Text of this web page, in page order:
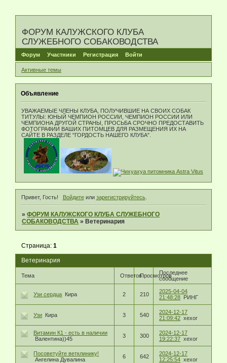
ФОРУМ КАЛУЖСКОГО КЛУБА
СЛУЖЕБНОГО СОБАКОВОДСТВА
Форум Участники Регистрация Войти
Активные темы
Объявление
УВАЖАЕМЫЕ ЧЛЕНЫ КЛУБА, ПОЛУЧИВШИЕ НА СВОИХ СОБАК
ТИТУЛЫ: ЮНЫЙ ЧЕМПИОН РОССИИ, ЧЕМПИОН РОССИИ ИЛИ
ЧЕМПИОНА ДРУГОЙ СТРАНЫ, ПРОСЬБА СРОЧНО ПРЕДОСТАВИТЬ
ФОТОГРАФИИ ВАШИХ ПИТОМЦЕВ ДЛЯ РАЗМЕЩЕНИЯ ИХ НА
САЙТЕ В РАЗДЕЛЕ "ГОРДОСТЬ НАШЕГО КЛУБА".
Привет, Гость! Войдитеили зарегистрируйтесь.
»ФОРУМ КАЛУЖСКОГО КЛУБА СЛУЖЕБНОГО
СОБАКОВОДСТВА » Ветеринария
Ветеринария
Страница:1
Тема ОтветовПросмотровПоследнее
сообщение
Узи сердца Кира 2 210
2025-04-04
21:48:28 РИНГ
Узи Кира 3 540
2024-12-17
21:09:42 xexor
Витамин К1 - есть в наличии
Валентина))45
3 300
2024-12-17
19:22:37 xexor
Посоветуйте ветклинику!
Ангелина Дувалина
6 642
2024-12-17
12:25:54 xexor